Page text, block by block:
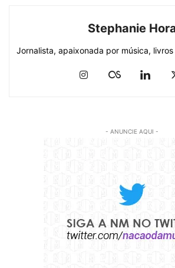
Stephanie
Jornalista, apaixonada por música,
- ANUNCIE AQUI -